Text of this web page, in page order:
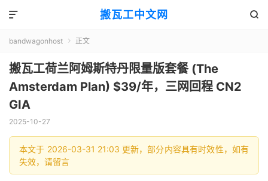
搬瓦工中文网 

bandwagonhost  正文
搬瓦工荷兰阿姆斯特丹限量版套餐 (The
Amsterdam Plan) $39/年，三网回程 CN2
GIA
2025-10-27
本文于 2026-03-31 21:03 更新，部分内容具有时效性，如有
失效，请留言